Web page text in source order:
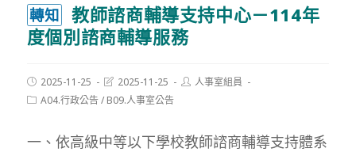
轉知
教師諮商輔導支持中心－114年
度個別諮商輔導服務
Post
published:
2025-11-25
Post
modified:
2025-11-25
Post人事室組員
PostA04.行政公告/ B09.人事室公告
一、依高級中等以下學校教師諮商輔導支持體系